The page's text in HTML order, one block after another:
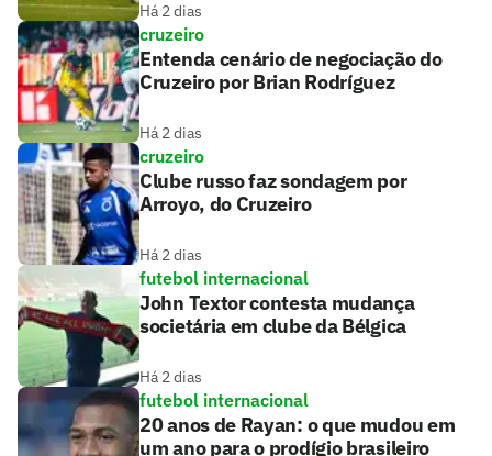
Há 2 dias
cruzeiro
Entenda cenário de negociação do
Cruzeiro por Brian Rodríguez
Há 2 dias
cruzeiro
Clube russo faz sondagem por
Arroyo, do Cruzeiro
Há 2 dias
futebol internacional
John Textor contesta mudança
societária em clube da Bélgica
Há 2 dias
futebol internacional
20 anos de Rayan: o que mudou em
um ano para o prodígio brasileiro